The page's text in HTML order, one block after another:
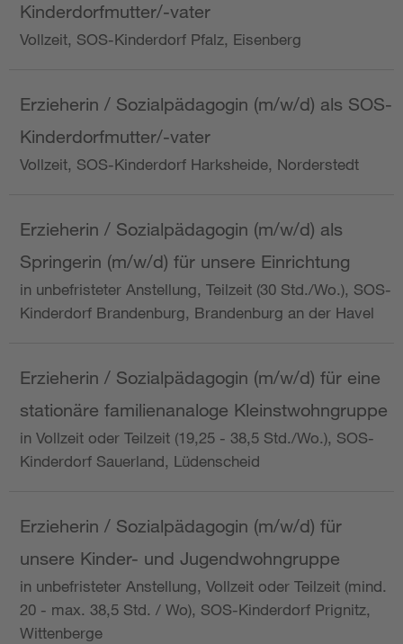
Kinderdorfmutter/-vater
Vollzeit, SOS-Kinderdorf Pfalz, Eisenberg
Erzieherin / Sozialpädagogin (m/w/d) als SOS-
Kinderdorfmutter/-vater
Vollzeit, SOS-Kinderdorf Harksheide, Norderstedt
Erzieherin / Sozialpädagogin (m/w/d) als
Springerin (m/w/d) für unsere Einrichtung
in unbefristeter Anstellung, Teilzeit (30 Std./Wo.), SOS-
Kinderdorf Brandenburg, Brandenburg an der Havel
Erzieherin / Sozialpädagogin (m/w/d) für eine
stationäre familienanaloge Kleinstwohngruppe
in Vollzeit oder Teilzeit (19,25 - 38,5 Std./Wo.), SOS-
Kinderdorf Sauerland, Lüdenscheid
Erzieherin / Sozialpädagogin (m/w/d) für
unsere Kinder- und Jugendwohngruppe
in unbefristeter Anstellung, Vollzeit oder Teilzeit (mind.
20 - max. 38,5 Std. / Wo), SOS-Kinderdorf Prignitz,
Wittenberge